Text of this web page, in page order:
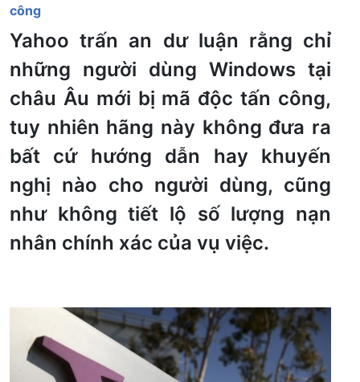
công
Yahoo trấn an dư luận rằng chỉ
những người dùng Windows tại
châu Âu mới bị mã độc tấn công,
tuy nhiên hãng này không đưa ra
bất cứ hướng dẫn hay khuyến
nghị nào cho người dùng, cũng
như không tiết lộ số lượng nạn
nhân chính xác của vụ việc.